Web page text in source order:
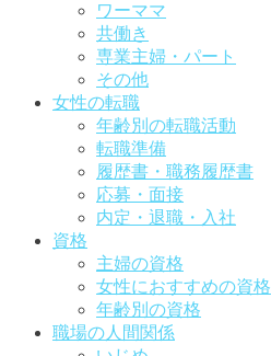
ワーママ
共働き
専業主婦・パート
その他
女性の転職
年齢別の転職活動
転職準備
履歴書・職務履歴書
応募・面接
内定・退職・入社
資格
主婦の資格
女性におすすめの資格
年齢別の資格
職場の人間関係